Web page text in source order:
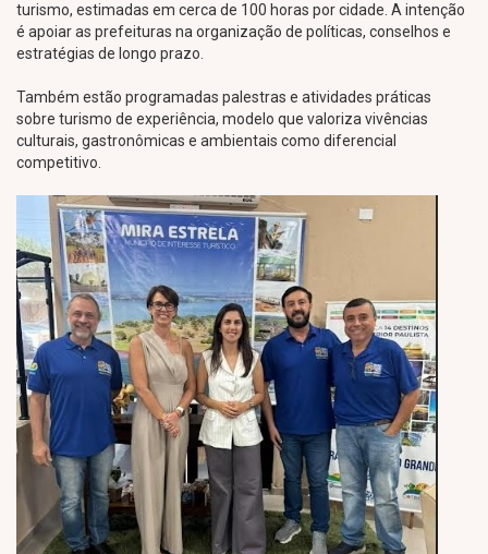
turismo, estimadas em cerca de 100 horas por cidade. A intenção
é apoiar as prefeituras na organização de políticas, conselhos e
estratégias de longo prazo.
Também estão programadas palestras e atividades práticas
sobre turismo de experiência, modelo que valoriza vivências
culturais, gastronômicas e ambientais como diferencial
competitivo.